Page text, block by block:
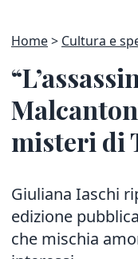
Home Cultura e
misteri di
Giuliana Iaschi
edizione
che mischia